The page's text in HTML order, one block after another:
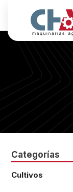
Categorías
Cultivos